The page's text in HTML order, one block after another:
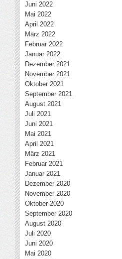
Juni 2022
Mai 2022
April 2022
März 2022
Februar 2022
Januar 2022
Dezember 2021
November 2021
Oktober 2021
September 2021
August 2021
Juli 2021
Juni 2021
Mai 2021
April 2021
März 2021
Februar 2021
Januar 2021
Dezember 2020
November 2020
Oktober 2020
September 2020
August 2020
Juli 2020
Juni 2020
Mai 2020